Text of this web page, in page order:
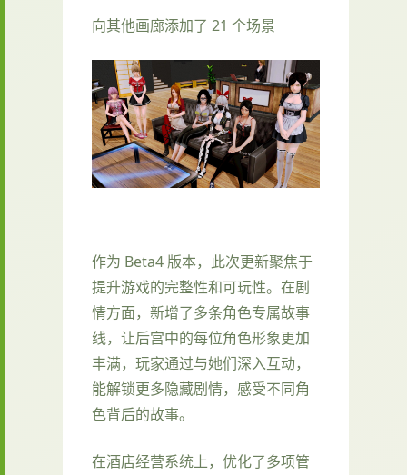
向其他画廊添加了 21 个场景
作为 Beta4 版本，此次更新聚焦于
提升游戏的完整性和可玩性。在剧
情方面，新增了多条角色专属故事
线，让后宫中的每位角色形象更加
丰满，玩家通过与她们深入互动，
能解锁更多隐藏剧情，感受不同角
色背后的故事。
在酒店经营系统上，优化了多项管